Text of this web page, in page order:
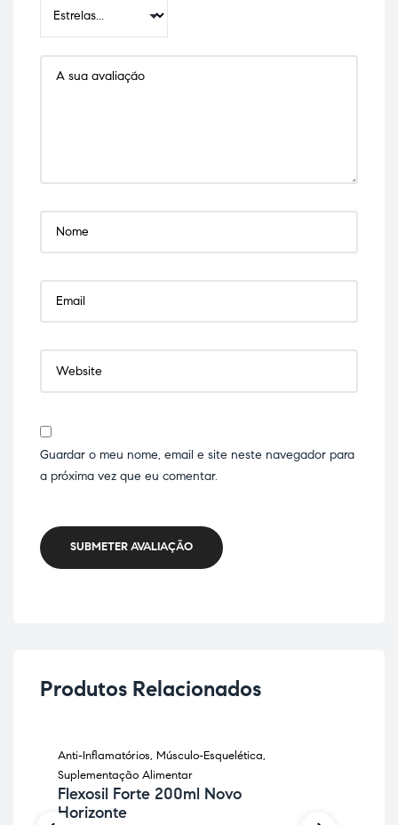
Guardar o meu nome, email e site neste navegador para
a próxima vez que eu comentar.
SUBMETER AVALIAÇÃO
Produtos Relacionados
Anti-Inflamatórios, Músculo-Esquelética,
Suplementação Alimentar
Flexosil Forte 200ml Novo
Horizonte